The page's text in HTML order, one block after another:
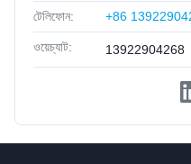
টেলিফোন: +86
ওয়েচ্যাট: 13922904268